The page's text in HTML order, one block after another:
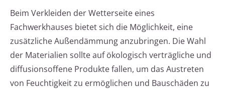
Beim Verkleiden der Wetterseite eines
Fachwerkhauses bietet sich die Möglichkeit, eine
zusätzliche Außendämmung anzubringen. Die Wahl
der Materialien sollte auf ökologisch verträgliche und
diffusionsoffene Produkte fallen, um das Austreten
von Feuchtigkeit zu ermöglichen und Bauschäden zu